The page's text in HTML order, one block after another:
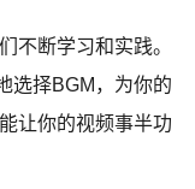
不断学习和实践。
选择BGM，为你的
让你的视频事半功